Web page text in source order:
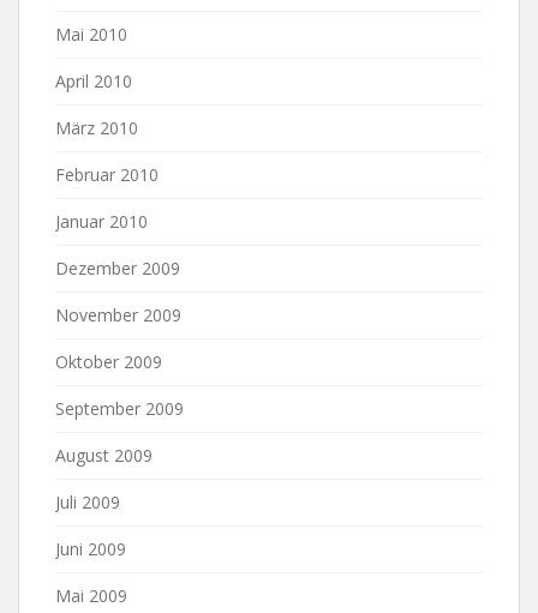
Mai 2010
April 2010
März 2010
Februar 2010
Januar 2010
Dezember 2009
November 2009
Oktober 2009
September 2009
August 2009
Juli 2009
Juni 2009
Mai 2009